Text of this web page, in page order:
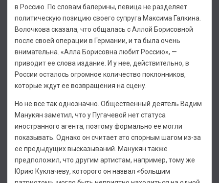
в Россию. По словам балерины, певица не разделяет
политическую позицию своего супруга Максима Галкина.
Волочкова сказала, что общалась с Аллой Борисовной
после своей операции в Германии, и та была очень
внимательна. «Алла Борисовна любит Россию», —
приводит ее слова издание. И у нее, действительно, в
России осталось огромное количество поклонников,
которые ждут ее возвращения на сцену.
Но не все так однозначно. Общественный деятель Вадим
Манукян заметил, что у Пугачевой нет статуса
иностранного агента, поэтому формально ее могли
показывать. Однако он считает это спорным шагом из-за
ее предыдущих высказываний. Манукян также
предположил, что другим артистам, например, тому же
Юрию Куклачеву, которого он назвал «большим